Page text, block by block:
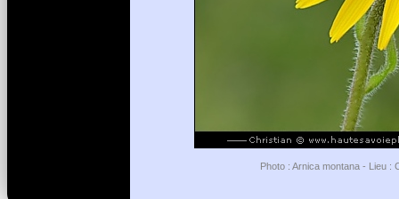
Photo : Arnica montana - Lieu